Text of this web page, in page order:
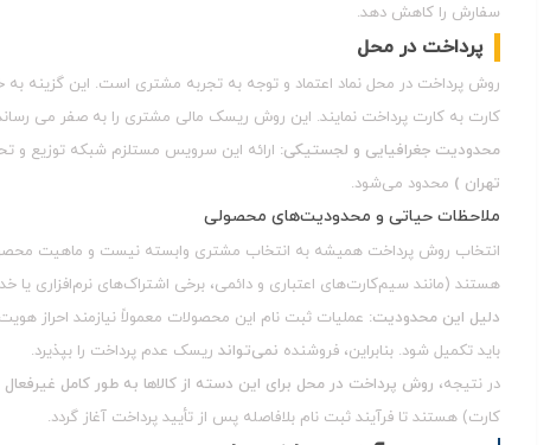
سفارش را کاهش دهد.
پرداخت در محل
روش پرداخت در محل نماد اعتماد و توجه به تجربه مشتری است. این گزینه به
کارت‌ به کارت پرداخت نمایند. این روش ریسک مالی مشتری را به صفر می‌ رساند
محدودیت جغرافیایی و لجستیکی: ارائه این سرویس مستلزم شبکه توزیع و
تهران ) محدود می‌شود.
ملاحظات حیاتی و محدودیت‌های محصولی
انتخاب روش پرداخت همیشه به انتخاب مشتری وابسته نیست و ماهیت
هستند (مانند سیم‌کارت‌های اعتباری و دائمی، برخی اشتراک‌های نرم‌افزاری
دلیل این محدودیت: عملیات ثبت‌ نام این محصولات معمولاً نیازمند احراز
باید تکمیل شود. بنابراین، فروشنده نمی‌تواند ریسک عدم پرداخت را بپذیرد.
در نتیجه، روش پرداخت در محل برای این دسته از کالاها به طور کامل
کارت) هستند تا فرآیند ثبت‌ نام بلافاصله پس از تأیید پرداخت آغاز گردد.